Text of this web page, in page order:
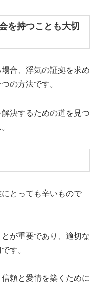
を持つことも大切
合、浮気の証拠を求め
の方法です。
決するための道を見つ
とっても辛いもので
が重要であり、適切な
す。
頼と愛情を築くために